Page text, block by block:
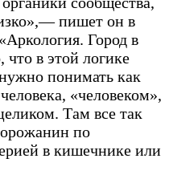
пишет он в
Город в
что в этой логике
понимать как
«человеком»,
Там все так
по
в кишечнике или